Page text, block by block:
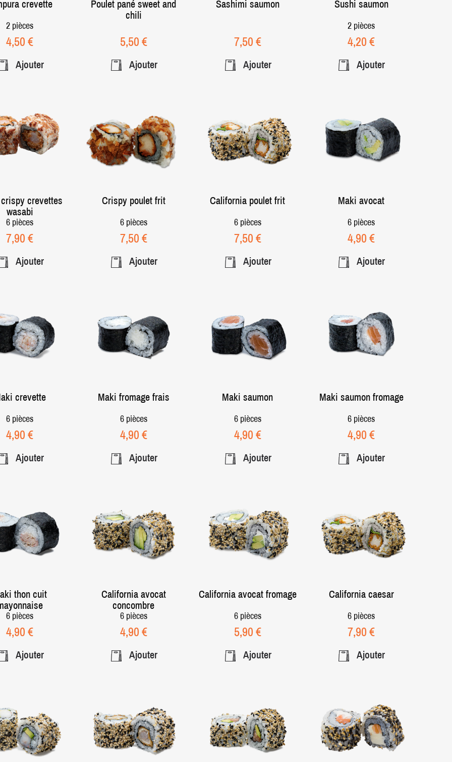
crevette
2 pièces
Prix
4,50 €
Ajouter
Poulet pané sweet and
chili
Prix
5,50 €
Ajouter
Sashimi saumon
Prix
7,50 €
Ajouter
Sushi saumon
2 pièces
Prix
4,20 €
Ajouter
crevettes
wasabi
6 pièces
Prix
7,90 €
Ajouter
Crispy poulet frit
6 pièces
Prix
7,50 €
Ajouter
California poulet frit
6 pièces
Prix
7,50 €
Ajouter
Maki avocat
6 pièces
Prix
4,90 €
Ajouter
crevette
6 pièces
Prix
4,90 €
Ajouter
Maki fromage frais
6 pièces
Prix
4,90 €
Ajouter
Maki saumon
6 pièces
Prix
4,90 €
Ajouter
Maki saumon fromage
6 pièces
Prix
4,90 €
Ajouter
thon cuit
6 pièces
Prix
4,90 €
Ajouter
California avocat
concombre
6 pièces
Prix
4,90 €
Ajouter
California avocat fromage
6 pièces
Prix
5,90 €
Ajouter
California caesar
6 pièces
Prix
7,90 €
Ajouter